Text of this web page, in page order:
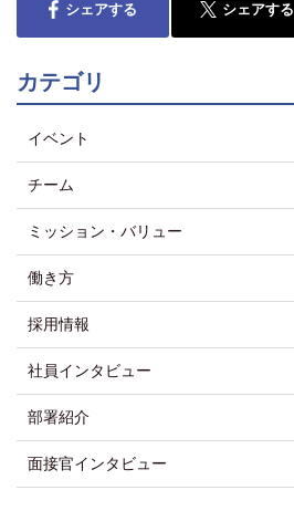
シェアする シェアする
カテゴリ
イベント
チーム
ミッション・バリュー
働き方
採用情報
社員インタビュー
部署紹介
面接官インタビュー